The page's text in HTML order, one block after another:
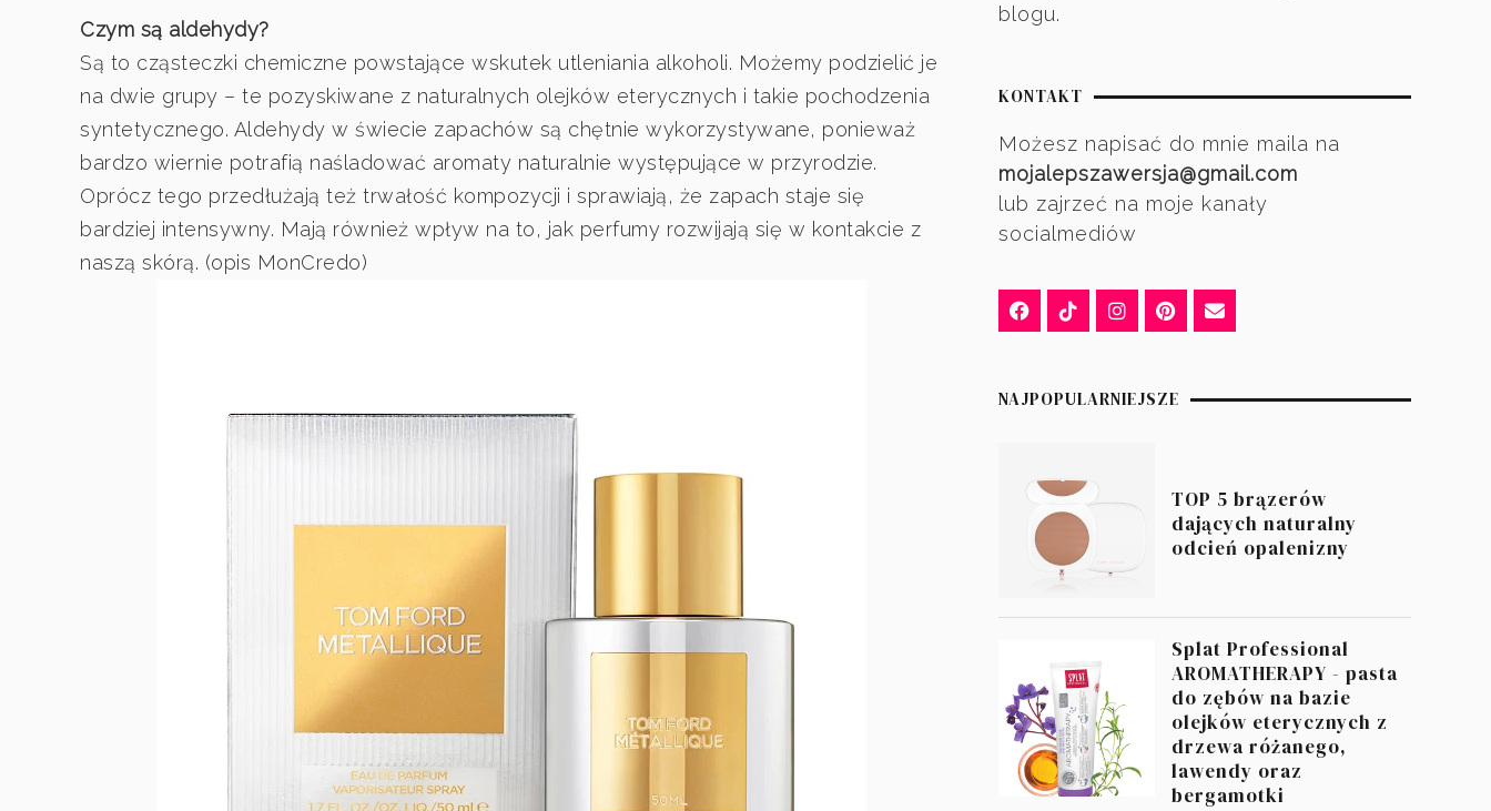
Czym są aldehydy?
Są to cząsteczki chemiczne powstające wskutek utleniania alkoholi. Możemy podzielić je
na dwie grupy – te pozyskiwane z naturalnych olejków eterycznych i takie pochodzenia
syntetycznego. Aldehydy w świecie zapachów są chętnie wykorzystywane, ponieważ
bardzo wiernie potrafią naśladować aromaty naturalnie występujące w przyrodzie.
Oprócz tego przedłużają też trwałość kompozycji i sprawiają, że zapach staje się
bardziej intensywny. Mają również wpływ na to, jak perfumy rozwijają się w kontakcie z
naszą skórą. (opis MonCredo)
blogu.
KONTAKT
Możesz napisać do mnie maila na
mojalepszawersja@gmail.com
lub zajrzeć na moje kanały
socialmediów
NAJPOPULARNIEJSZE
TOP 5 brązerów
dających naturalny
odcień opalenizny
Splat Professional
AROMATHERAPY - pasta
do zębów na bazie
olejków eterycznych z
drzewa różanego,
lawendy oraz
bergamotki